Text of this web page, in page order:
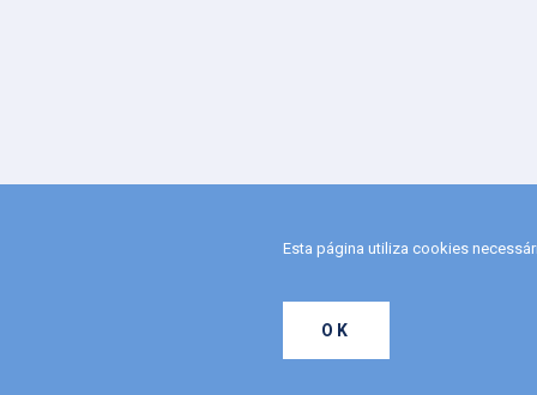
Esta página utiliza cookies
OK